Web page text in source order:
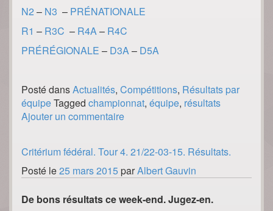
N2 – N3 – PRÉNATIONALE
R1 – R3C – R4A– R4C
PRÉRÉGIONALE – D3A– D5A
Posté dansActualités, Compétitions, Résultats par
équipeTagged championnat, équipe, résultats
Ajouter un commentaire
Critérium fédéral. Tour 4. 21/22-03-15. Résultats.
Posté le25 mars 2015 parAlbert Gauvin
De bons résultats ce week-end. Jugez-en.